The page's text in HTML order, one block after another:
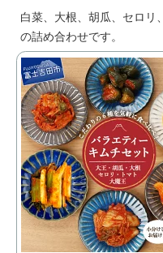
白菜、大根、胡瓜、セロリ
の詰め合わせです。